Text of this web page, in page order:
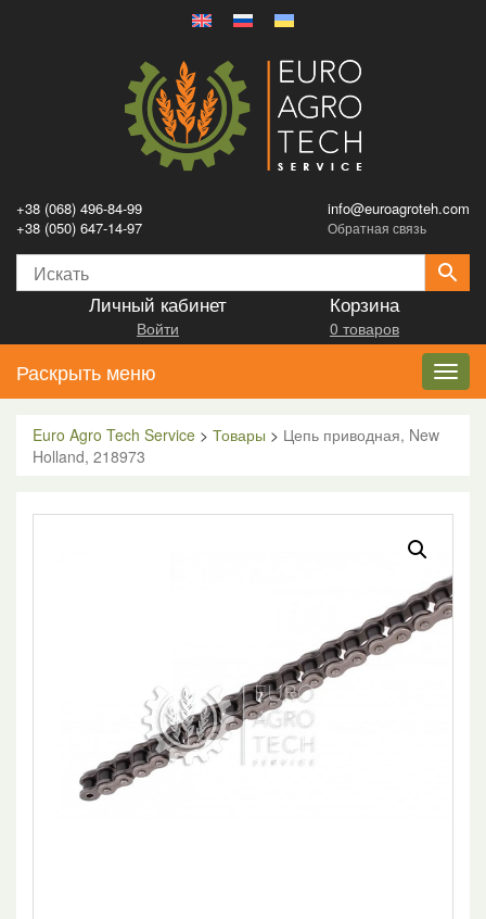
+38 (068) 496-84-99
+38 (050) 647-14-97
info@euroagroteh.com
Обратная связь
Личный кабинет
Войти
Корзина
0 товаров
Раскрыть меню
Euro Agro Tech Service > Товары > Цепь приводная, New
Holland, 218973